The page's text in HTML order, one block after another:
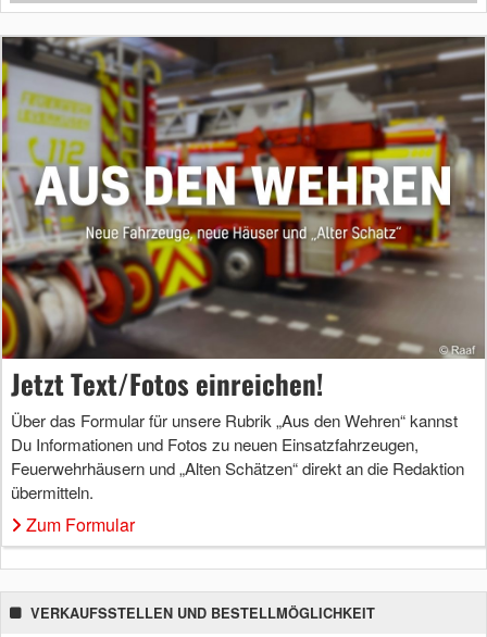
Jetzt Text/Fotos einreichen!
Über das Formular für unsere Rubrik „Aus den Wehren“ kannst
Du Informationen und Fotos zu neuen Einsatzfahrzeugen,
Feuerwehrhäusern und „Alten Schätzen“ direkt an die Redaktion
übermitteln.
Zum Formular
VERKAUFSSTELLEN UND BESTELLMÖGLICHKEIT